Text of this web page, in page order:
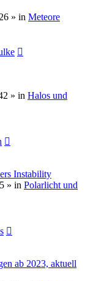
» in Meteore
» in Halos und
Instability
» in Polarlicht und
ab 2023, aktuell